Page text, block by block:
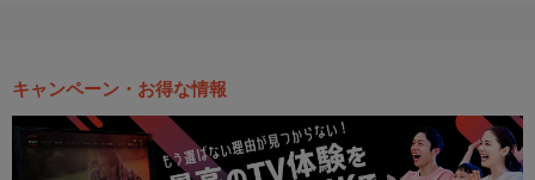
キャンペーン・お得な情報